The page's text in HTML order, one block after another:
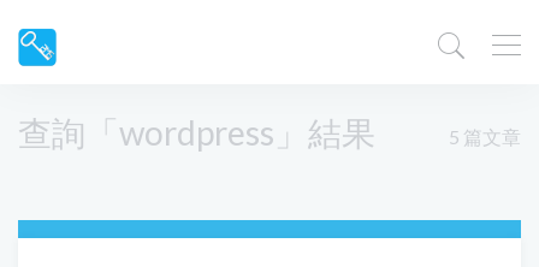
查詢「wordpress」結果 5 篇文章